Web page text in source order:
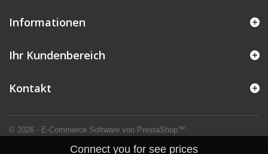
Connect you for see prices
Informationen
© 2026 - E-Commerce Software von PrestaShop™
Ihr Kundenbereich
Kontakt